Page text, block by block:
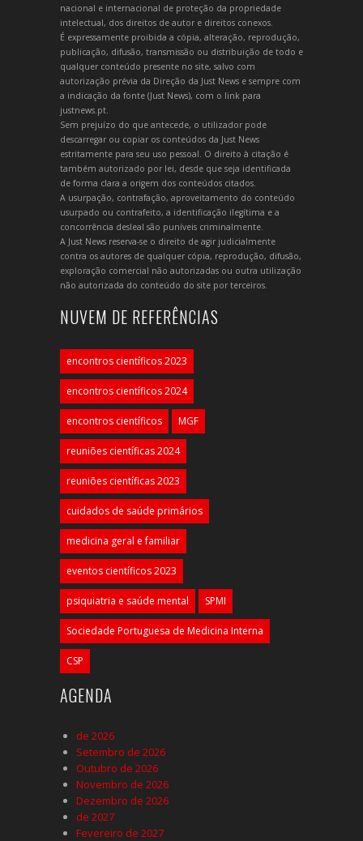
nacional e internacional de proteção da propriedade
intelectual, dos direitos de autor e direitos conexos.
É expressamente proibida a cópia, alteração, reprodução,
publicação, difusão, transmissão ou distribuição de todo e
qualquer conteúdo presente no site, salvo com
autorização prévia da Direção da Just News e sempre com
a indicação da fonte (Just News), com o link para
justnews.pt.
Sem prejuízo do que antecede, o utilizador pode
descarregar ou copiar os conteúdos da Just News
estritamente para seu uso pessoal. O direito à citação é
também autorizado por lei, desde que seja identificada
de forma clara a origem dos conteúdos citados.
A usurpação, contrafação, aproveitamento do conteúdo
usurpado ou contrafeito, a identificação ilegítima e a
concorrência desleal são puníveis criminalmente.
A Just News reserva-se o direito de agir judicialmente
contra os autores de qualquer cópia, reprodução, difusão,
exploração comercial não autorizadas ou outra utilização
não autorizada do conteúdo do site por terceiros.
NUVEM DE REFERÊNCIAS
encontros científicos 2023
encontros científicos 2024
encontros científicos MGF
reuniões científicas 2024
reuniões científicas 2023
cuidados de saúde primários
medicina geral e familiar
eventos científicos 2023
psiquiatria e saúde mental SPMI
Sociedade Portuguesa de Medicina Interna
CSP
AGENDA
de 2026
Setembro de 2026
Outubro de 2026
Novembro de 2026
Dezembro de 2026
de 2027
Fevereiro de 2027